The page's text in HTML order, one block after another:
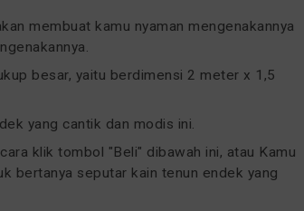
membuat kamu nyaman mengenakannya
besar, yaitu berdimensi 2 meter x 1,5
yang cantik dan modis ini.
klik tombol "Beli" dibawah ini, atau Kamu
bertanya seputar kain tenun endek yang